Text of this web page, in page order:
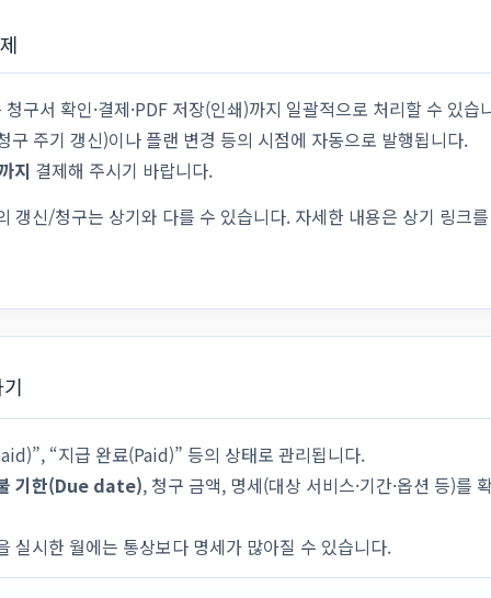
구서 확인·결제·PDF 저장(인쇄)까지 일괄적으로 처리할 수 있습
구 주기 갱신)이나 플랜 변경 등의 시점에 자동으로 발행됩니다.
지 결제해 주시기 바랍니다.
갱신/청구는 상기와 다를 수 있습니다. 자세한 내용은 상기 링크
“지급 완료(Paid)” 등의 상태로 관리됩니다.
기한(Due date), 청구 금액, 명세(대상 서비스·기간·옵션 등)를
실시한 월에는 통상보다 명세가 많아질 수 있습니다.